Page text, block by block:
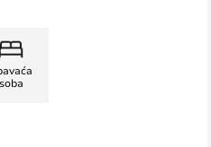
soba